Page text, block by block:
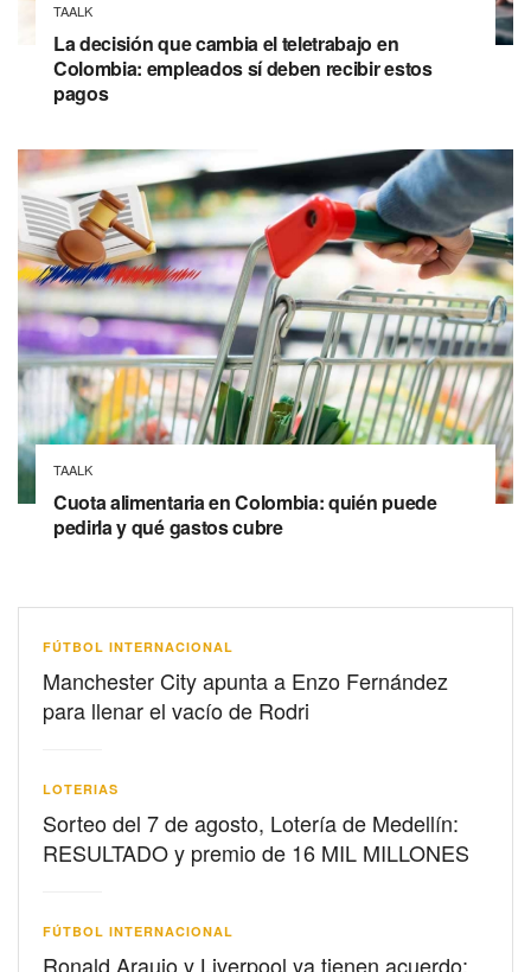
TAALK
La decisión que cambia el teletrabajo en
Colombia: empleados sí deben recibir estos
pagos
TAALK
Cuota alimentaria en Colombia: quién puede
pedirla y qué gastos cubre
FÚTBOL INTERNACIONAL
Manchester City apunta a Enzo Fernández
para llenar el vacío de Rodri
LOTERIAS
Sorteo del 7 de agosto, Lotería de Medellín:
RESULTADO y premio de 16 MIL MILLONES
FÚTBOL INTERNACIONAL
Ronald Araujo y Liverpool ya tienen acuerdo: